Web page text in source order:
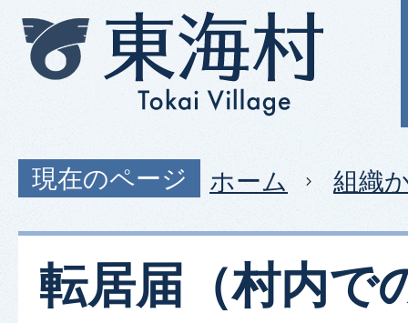
現在のページ ホーム 組織
転居届（村内で